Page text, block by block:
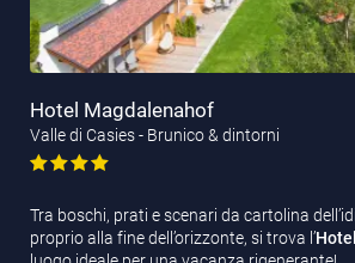
Hotel Magdalenahof
Valle di Casies - Brunico & dintorni
Tra boschi, prati e scenari da cartolina
proprio alla fine dell’orizzonte, si trova l’